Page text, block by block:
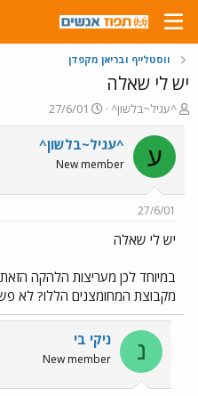
ווסטלייף ובריאן מקפדן
יש לי שאלה
פ
ו
ת
ח
ה
ש
א
^עגיל~בלשון^
פ
ו
ר
ם
27/6/01
ע ^עגיל~בלשון^
New member
27/6/01
יש לי שאלה
במיוחד לכן מעריצות הלהקה
מקבוצת המחומצנים הללו? לא
נ ניקי בי
New member